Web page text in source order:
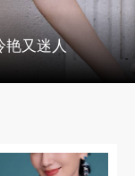
艳又迷人